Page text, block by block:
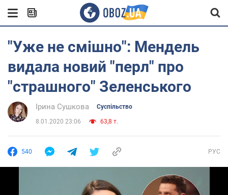
"Уже не смішно": Мендель
видала новий "перл" про
"страшного" Зеленського
Ірина Сушкова Суспільство
8.01.2020 23:06 63,8 т.
540 РУС